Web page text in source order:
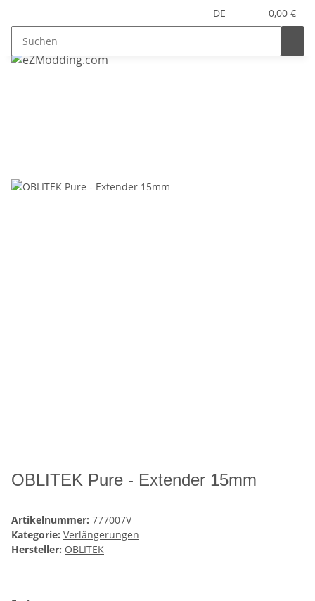
DE 0,00 €
OBLITEK Pure - Extender 15mm
Artikelnummer: 777007V
Kategorie: Verlängerungen
Hersteller: OBLITEK